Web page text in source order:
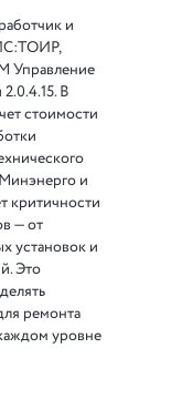
и
Управление
В
стоимости
и
критичности
— от
установок и
Это
ремонта
уровне